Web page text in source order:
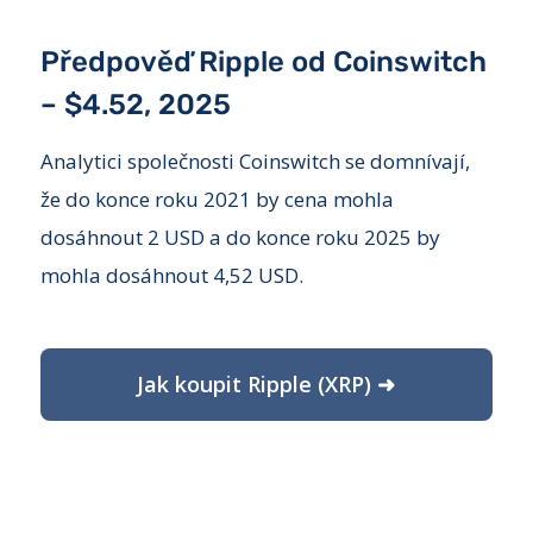
Předpověď Ripple od Coinswitch
– $4.52, 2025
Analytici společnosti Coinswitch se domnívají,
že do konce roku 2021 by cena mohla
dosáhnout 2 USD a do konce roku 2025 by
mohla dosáhnout 4,52 USD.
Jak koupit Ripple (XRP) ➜